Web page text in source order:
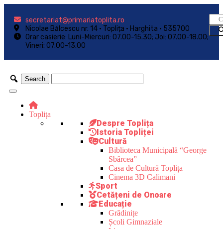
secretariat@primariatoplita.ro
Nicolae Bălcescu nr. 14 • Toplița • Harghita • 535700
Orar casierie: Luni-Miercuri: 07.00-15.30; Joi: 07.00-18.00;
Vineri: 07.00-13.00
Toplița
Despre Toplița
Istoria Topliței
Cultură
Biblioteca Municipală “George
Sbârcea”
Casa de Cultură Toplița
Cinema 3D Calimani
Sport
Cetățeni de Onoare
Educație
Grădinițe
Școli Gimnaziale